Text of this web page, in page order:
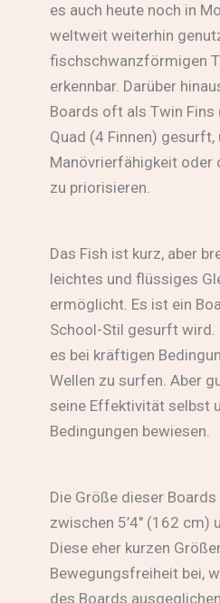
es auch heute noch in
weltweit weiterhin
fischschwanzförmigen
erkennbar. Darüber
Boards oft als Twin Fins
Quad (4 Finnen) gesurft,
Manövrierfähigkeit oder
zu priorisieren.
Das Fish ist kurz, aber
leichtes und flüssiges
ermöglicht. Es ist ein
School-Stil gesurft wird.
es bei kräftigen
Wellen zu surfen. Aber
seine Effektivität selbst
Bedingungen bewiesen.
Die Größe dieser
zwischen 5’4″ (162 cm)
Diese eher kurzen
Bewegungsfreiheit bei,
des Boards